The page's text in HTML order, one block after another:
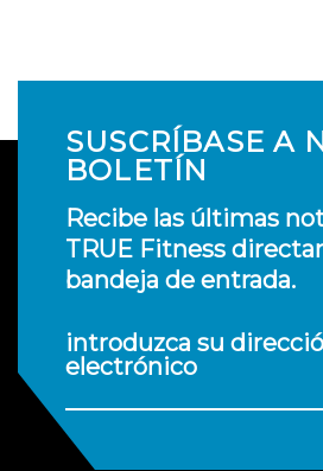
SUSCRÍBASE A
BOLETÍN
Recibe las últimas
TRUE Fitness
bandeja de entrada.
introduzca su
electrónico